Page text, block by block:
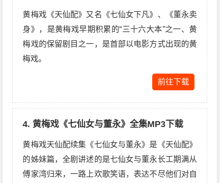
黄梅戏《天仙配》又名《七仙女下凡》、《董永卖
身》，是黄梅戏早期积累的“三十六大本”之一、黄
梅戏的保留剧目之一，是首部以电影方式出现的黄
梅戏。
前往下载
4. 黄梅戏《七仙女与董永》全集MP3下载
黄梅戏天仙配续集《七仙女与董永》是《天仙配》
的姊妹篇，全剧讲述的是七仙女与董永长工期满从
傅家湾归来，一路上欢歌笑语，表达不尽他们对自